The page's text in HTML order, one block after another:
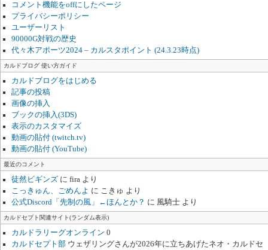
コメント機能をoffにしたページ
プライバシーポリシー
ユーザーリスト
90000G対戦の歴史
代々木アポーツ2024 – カルスタポイント (24.3.23時点)
カルドブログ 使い方ガイド
カルドブログをはじめる
記事の投稿
画像の挿入
ブックの挿入(3DS)
表示のカスタマイズ
動画の貼付 (twitch.tv)
動画の貼付 (YouTube)
最近のコメント
徒然ビギンズ に fira より
こっきゅん、ごめんよ に こきゅ より
公式Discord「先制の風」←ほんとか？ に 風騎士 より
カルドセプト関連サイト(ランダム表示)
カルドラリーグオンライン 0
カルドセプト部 ウェザリングさんが2026年に立ちあげたネオ・カルドセ